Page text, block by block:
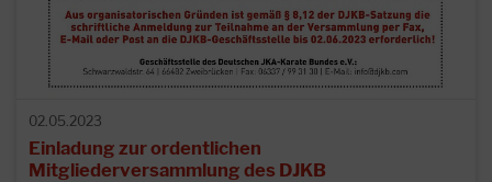
02.05.2023
Einladung zur ordentlichen
Mitgliederversammlung des DJKB